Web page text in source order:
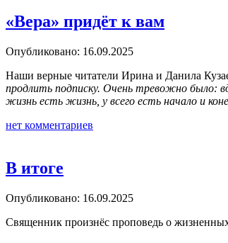
«Вера» придёт к вам
Опубликовано: 16.09.2025
Наши верные читатели Ирина и Данила
продлить подписку. Очень тревожно было:
жизнь есть жизнь, у всего есть начало и
нет комментариев
В итоге
Опубликовано: 16.09.2025
Священник произнёс проповедь о